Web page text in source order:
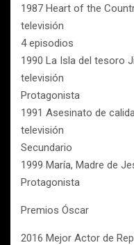
1987 Heart of the
televisión
4 episodios
1990 La Isla del tesoro
televisión
Protagonista
1991 Asesinato de
televisión
Secundario
1999 María, Madre de
Protagonista
Premios Óscar
2016 Mejor Actor de